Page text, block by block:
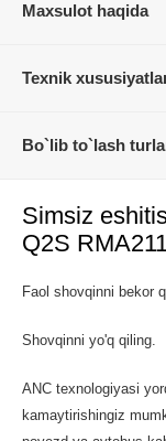
Maxsulot haqida
Texnik
Bo`lib to`lash
Simsiz
Q2S
Faol shovqinni bekor
Shovqinni yo'q qiling.
ANC texnologiyasi
kamaytirishingiz